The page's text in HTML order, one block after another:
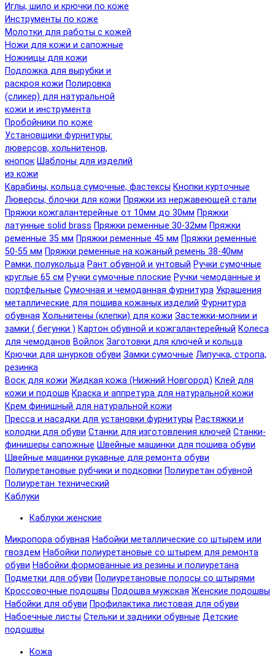
Иглы, шило и крючки по коже
Инструменты по коже
Молотки для работы с кожей
Ножи для кожи и сапожные
Ножницы для кожи
Подложка для вырубки и
раскроя кожи Полировка
(сликер) для натуральной
кожи и инструмента
Пробойники по коже
Установщики фурнитуры:
люверсов, хольнитенов,
кнопок Шаблоны для изделий
из кожи
Карабины, кольца сумочные, фастексы Кнопки курточные
Люверсы, блочки для кожи Пряжки из нержавеющей стали
Пряжки кожгалантерейные от 10мм до 30мм Пряжки
латунные solid brass Пряжки ременные 30-32мм Пряжки
ременные 35 мм Пряжки ременные 45 мм Пряжки ременные
50-55 мм Пряжки ременные на кожаный ремень 38-40мм
Рамки, полукольца Рант обувной и унтовый Ручки сумочные
круглые 65 см Ручки сумочные плоские Ручки чемоданные и
портфельные Сумочная и чемоданная фурнитура Украшения
металлические для пошива кожаных изделий Фурнитура
обувная Хольнитены (клепки) для кожи Застежки-молнии и
замки ( бегунки ) Картон обувной и кожгалантерейный Колеса
для чемоданов Войлок Заготовки для ключей и кольца
Крючки для шнурков обуви Замки сумочные Липучка, стропа,
резинка
Воск для кожи Жидкая кожа (Нижний Новгород) Клей для
кожи и подошв Краска и аппретура для натуральной кожи
Крем финишный для натуральной кожи
Пресса и насадки для установки фурнитуры Растяжки и
колодки для обуви Станки для изготовления ключей Станки-
финишеры сапожные Швейные машинки для пошива обуви
Швейные машинки рукавные для ремонта обуви
Полиуретановые рубчики и подковки Полиуретан обувной
Полиуретан технический
Каблуки
Каблуки женские
Микропора обувная Набойки металлические со штырем или
гвоздем Набойки полиуретановые со штырем для ремонта
обуви Набойки формованные из резины и полиуретана
Подметки для обуви Полиуретановые полосы со штырями
Кроссовочные подошвы Подошва мужская Женские подошвы
Набойки для обуви Профилактика листовая для обуви
Набоечные листы Стельки и задники обувные Детские
подошвы
Кожа